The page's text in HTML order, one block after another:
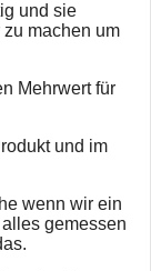
und sie
machen um
Mehrwert für
und im
wenn wir ein
gemessen